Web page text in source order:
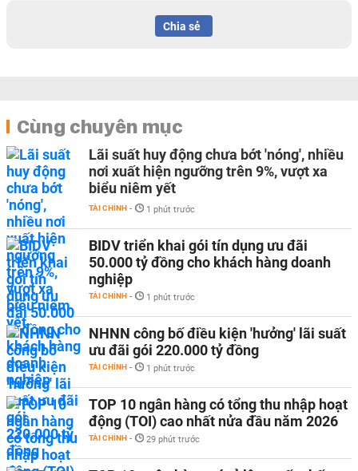
Chia sẻ
Cùng chuyên mục
Lãi suất huy động chưa bớt 'nóng', nhiều
nơi xuất hiện ngưỡng trên 9%, vượt xa
biểu niêm yết
TÀI CHÍNH - 1 phút trước
BIDV triển khai gói tín dụng ưu đãi
50.000 tỷ đồng cho khách hàng doanh
nghiệp
TÀI CHÍNH - 1 phút trước
NHNN công bố điều kiện 'hưởng' lãi suất
ưu đãi gói 220.000 tỷ đồng
TÀI CHÍNH - 1 phút trước
TOP 10 ngân hàng có tổng thu nhập hoạt
động (TOI) cao nhất nửa đầu năm 2026
TÀI CHÍNH - 29 phút trước